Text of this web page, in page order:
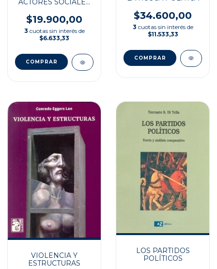
ACTORES SOCIALES
DEMOCRATICA
$19.900,00
3 cuotas sin interés de
$6.633,33
$34.600,00
3 cuotas sin interés de
$11.533,33
VIOLENCIA Y
ESTRUCTURAS
LOS PARTIDOS
POLÍTICOS